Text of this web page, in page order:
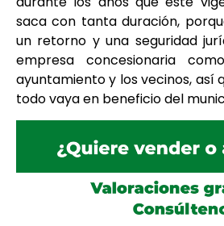
saca con tanta duración,
un retorno y una seguridad
empresa concesionaria
ayuntamiento y los vecinos, así
todo vaya en beneficio del